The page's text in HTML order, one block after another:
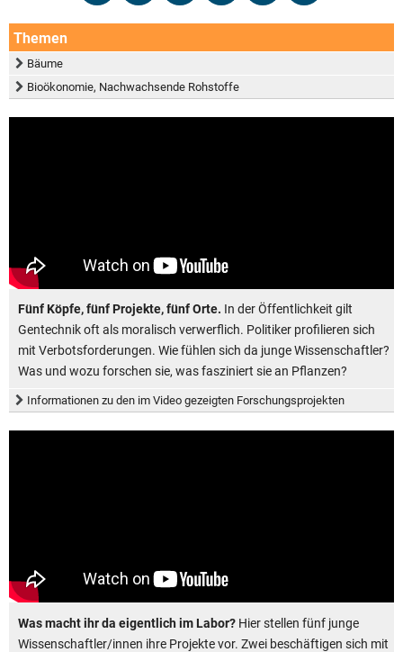
Themen
Bäume
Bioökonomie, Nachwachsende Rohstoffe
Fünf Köpfe, fünf Projekte, fünf Orte. In der Öffentlichkeit gilt
Gentechnik oft als moralisch verwerflich. Politiker profilieren sich
mit Verbotsforderungen. Wie fühlen sich da junge Wissenschaftler?
Was und wozu forschen sie, was fasziniert sie an Pflanzen?
Informationen zu den im Video gezeigten Forschungsprojekten
Was macht ihr da eigentlich im Labor? Hier stellen fünf junge
Wissenschaftler/innen ihre Projekte vor. Zwei beschäftigen sich mit